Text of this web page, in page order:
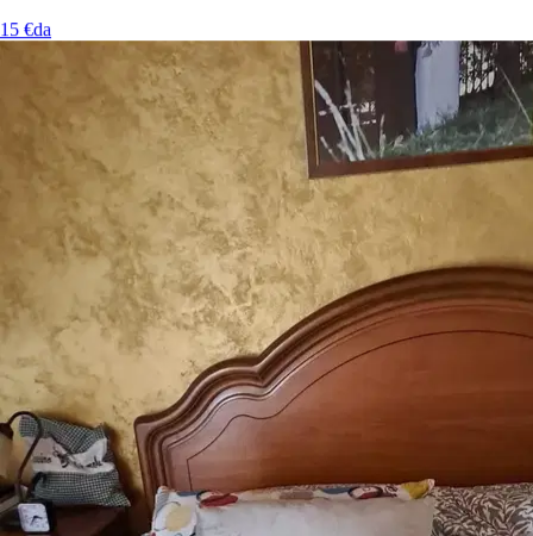
9.Arianna Tonelli
15 €da